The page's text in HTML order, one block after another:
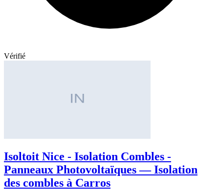
Vérifié
Isoltoit Nice - Isolation Combles -
Panneaux Photovoltaïques — Isolation
des combles à Carros